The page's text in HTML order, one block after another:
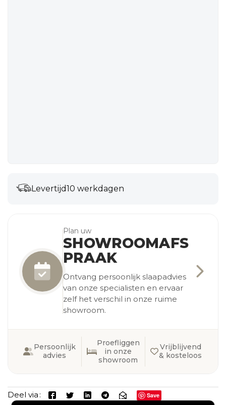
Levertijd10 werkdagen
Plan uw
SHOWROOMAFS
PRAAK
Ontvang persoonlijk slaapadvies
van onze specialisten en ervaar
zelf het verschil in onze ruime
showroom.
Persoonlijk
advies
Proefliggen
in onze
showroom
Vrijblijvend
& kosteloos
Deel via Save